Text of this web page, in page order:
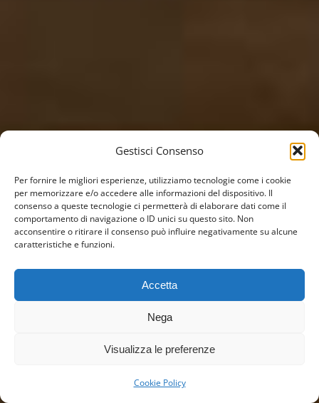
Gestisci Consenso
Per fornire le migliori esperienze, utilizziamo tecnologie come i cookie
per memorizzare e/o accedere alle informazioni del dispositivo. Il
consenso a queste tecnologie ci permetterà di elaborare dati come il
comportamento di navigazione o ID unici su questo sito. Non
acconsentire o ritirare il consenso può influire negativamente su alcune
caratteristiche e funzioni.
Accetta
Nega
Visualizza le preferenze
Cookie Policy